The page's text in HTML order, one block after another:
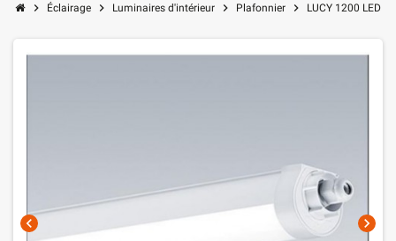
chevron_right Éclairage chevron_right Luminaires d'intérieur chevron_right Plafonnier chevron_right LUCY 1200 LED
chevron_left chevron_right